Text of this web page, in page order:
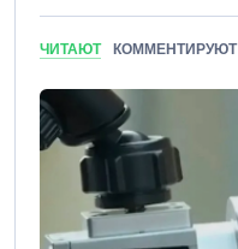
ЧИТАЮТ КОММЕНТИРУЮТ